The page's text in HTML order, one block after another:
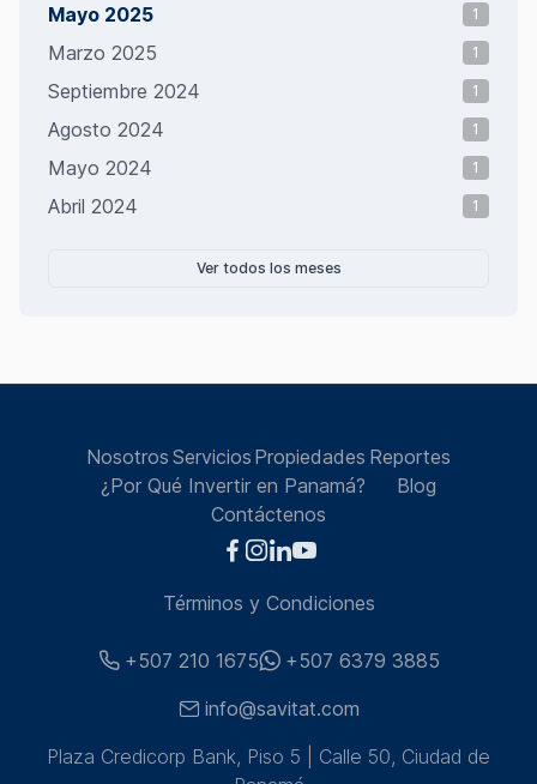
Mayo 2025 1
Marzo 2025 1
Septiembre 2024 1
Agosto 2024 1
Mayo 2024 1
Abril 2024 1
Ver todos los meses
Nosotros Servicios Propiedades Reportes
¿Por Qué Invertir en Panamá?
Blog
Contáctenos
Términos y Condiciones
+507 210 1675
+507 6379 3885
info@savitat.com
Plaza Credicorp Bank, Piso 5 | Calle 50, Ciudad de